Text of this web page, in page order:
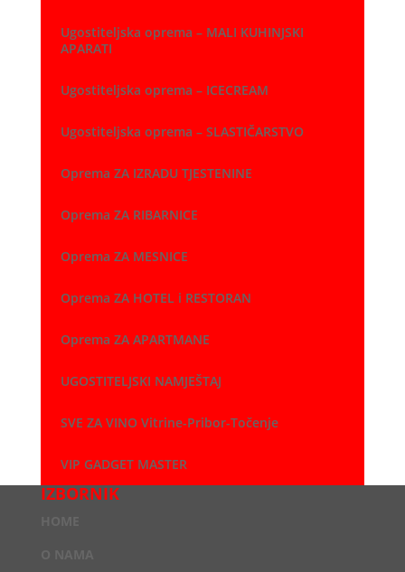
Ugostiteljska oprema – MALI KUHINJSKI
APARATI
Ugostiteljska oprema – ICECREAM
Ugostiteljska oprema – SLASTIČARSTVO
Oprema ZA IZRADU TJESTENINE
Oprema ZA RIBARNICE
Oprema ZA MESNICE
Oprema ZA HOTEL i RESTORAN
Oprema ZA APARTMANE
UGOSTITELJSKI NAMJEŠTAJ
SVE ZA VINO Vitrine-Pribor-Točenje
VIP GADGET MASTER
IZBORNIK